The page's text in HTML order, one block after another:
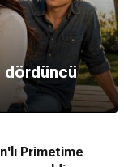
Primetime